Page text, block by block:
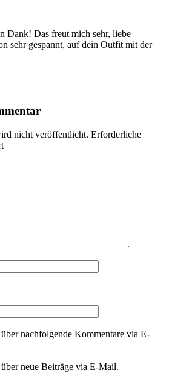
Dank! Das freut mich sehr, liebe
sehr gespannt, auf dein Outfit mit der
nicht veröffentlicht. Erforderliche
nachfolgende Kommentare via E-
neue Beiträge via E-Mail.